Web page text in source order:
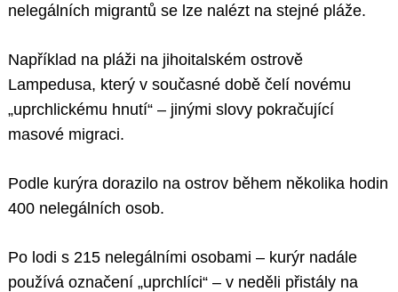
nelegálních migrantů se lze nalézt na stejné pláže.
Například na pláži na jihoitalském ostrově
Lampedusa, který v současné době čelí novému
„uprchlickému hnutí“ – jinými slovy pokračující
masové migraci.
Podle kurýra dorazilo na ostrov během několika hodin
400 nelegálních osob.
Po lodi s 215 nelegálními osobami – kurýr nadále
používá označení „uprchlíci“ – v neděli přistály na